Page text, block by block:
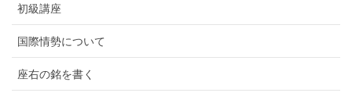
初級講座
国際情勢について
座右の銘を書く